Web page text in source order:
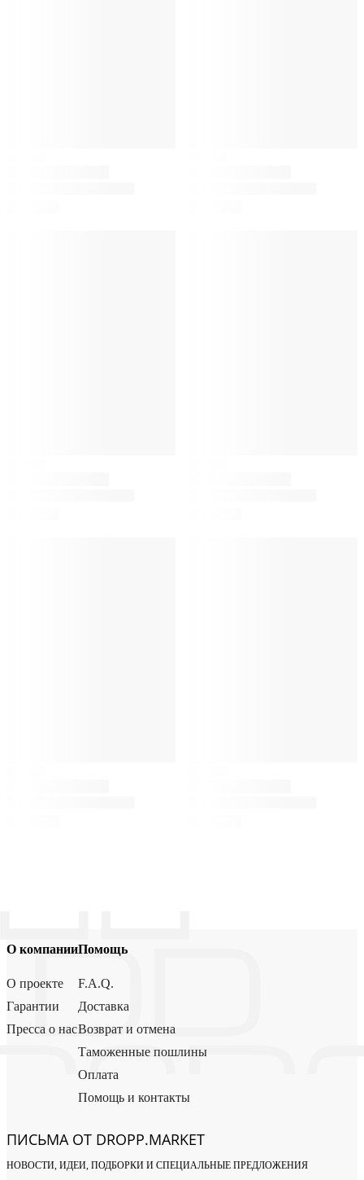
О компании
О проекте
Гарантии
Пресса о нас
Помощь
F.A.Q.
Доставка
Возврат и отмена
Таможенные пошлины
Оплата
Помощь и контакты
ПИСЬМА ОТ DROPP.MARKET
НОВОСТИ, ИДЕИ, ПОДБОРКИ И СПЕЦИАЛЬНЫЕ ПРЕДЛОЖЕНИЯ